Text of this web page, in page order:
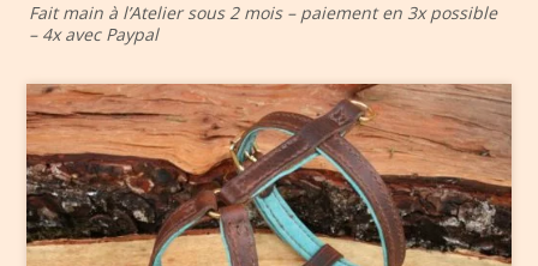
Fait main à l’Atelier sous 2 mois – paiement en 3x possible
– 4x avec Paypal